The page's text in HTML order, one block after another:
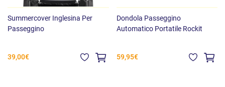
Summercover Inglesina Per
Passeggino
39,00€
Dondola Passeggino
Automatico Portatile Rockit
59,95€